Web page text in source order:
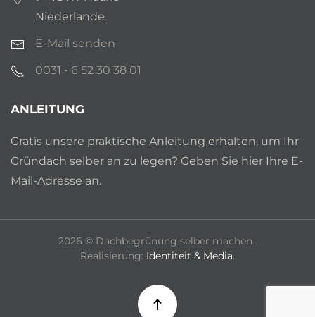
Niederlande
E-Mail senden
0031 - 6 52 30 38 01
ANLEITUNG
Gratis unsere praktische Anleitung erhalten, um Ihr
Gründach selber an zu legen? Geben Sie hier Ihre E-
Mail-Adresse an.
2026 © Dachbegrünung selber machen .
Realisierung: Identiteit & Media.